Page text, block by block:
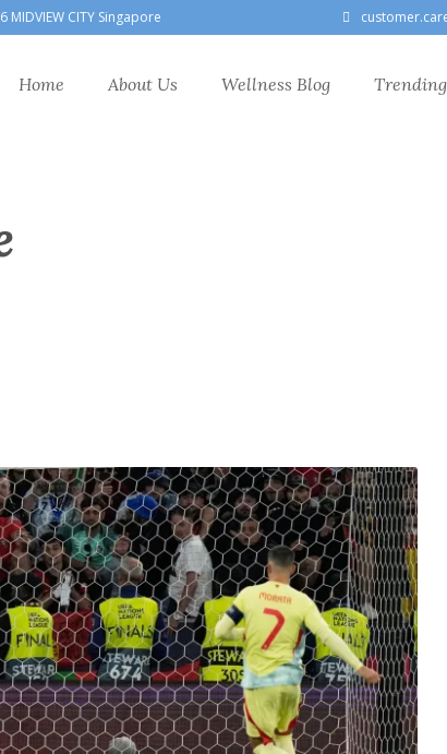
MIDVIEW CITY Singapore
Home About Us Wellness Blog Trending